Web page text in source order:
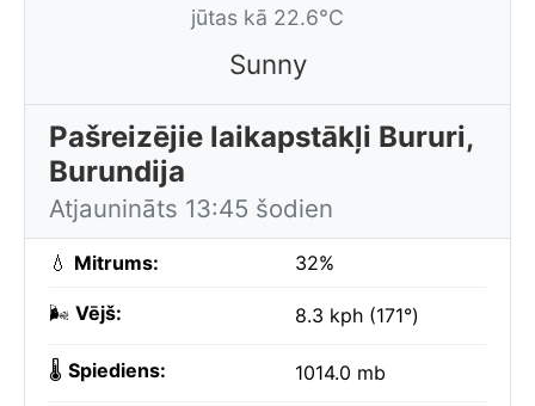
jūtas kā 22.6°C
Sunny
Pašreizējie laikapstākļi Bururi,
Burundija
Atjaunināts 13:45 šodien
💧 Mitrums: 32%
🌬️ Vējš: 8.3 kph (171°)
🌡️ Spiediens: 1014.0 mb